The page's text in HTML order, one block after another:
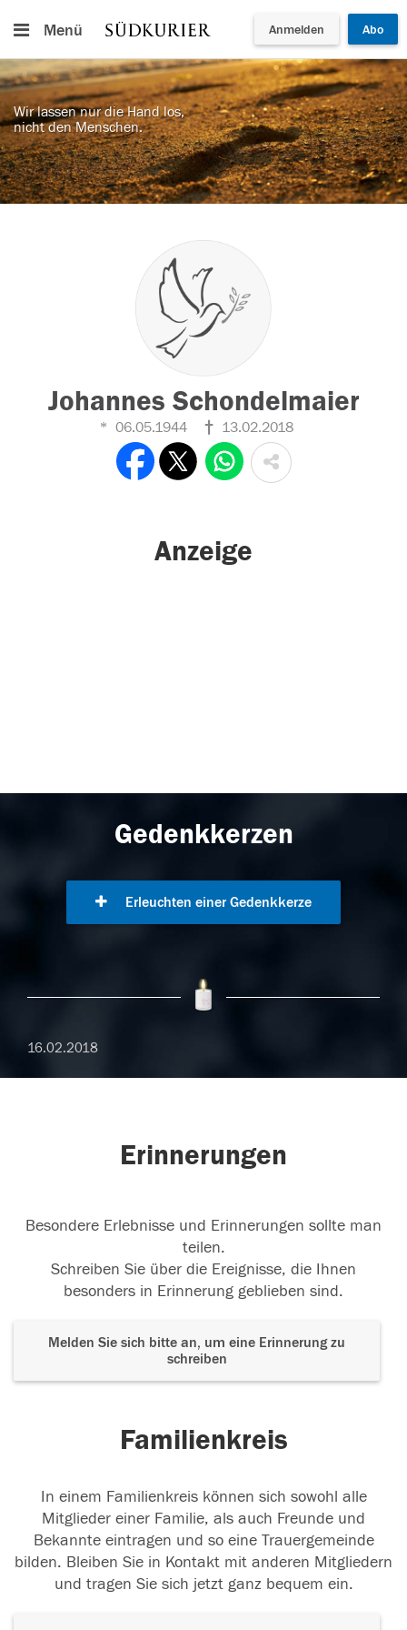
Menü Anmelden Abo
Wir lassen nur die Hand los,
nicht den Menschen.
Johannes Schondelmaier
06.05.1944 13.02.2018
Anzeige
Gedenkkerzen
Erleuchten einer Gedenkkerze
16.02.2018
Erinnerungen
Besondere Erlebnisse und Erinnerungen sollte man
teilen.
Schreiben Sie über die Ereignisse, die Ihnen
besonders in Erinnerung geblieben sind.
Melden Sie sich bitte an, um eine Erinnerung zu
schreiben
Familienkreis
In einem Familienkreis können sich sowohl alle
Mitglieder einer Familie, als auch Freunde und
Bekannte eintragen und so eine Trauergemeinde
bilden. Bleiben Sie in Kontakt mit anderen Mitgliedern
und tragen Sie sich jetzt ganz bequem ein.